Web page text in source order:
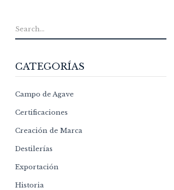
CATEGORÍAS
Campo de Agave
Certificaciones
Creación de Marca
Destilerías
Exportación
Historia